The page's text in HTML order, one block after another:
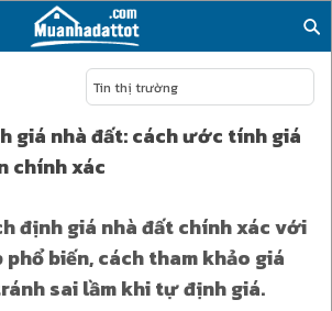
Tin thị trường
giá nhà đất: cách ước tính giá
chính xác
định giá nhà đất chính xác với
biến, cách tham khảo giá
sai lầm khi tự định giá.